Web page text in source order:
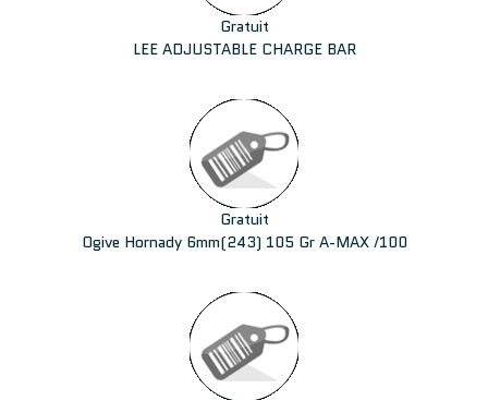
Gratuit
LEE ADJUSTABLE CHARGE BAR
Gratuit
Ogive Hornady 6mm(243) 105 Gr A-MAX /100